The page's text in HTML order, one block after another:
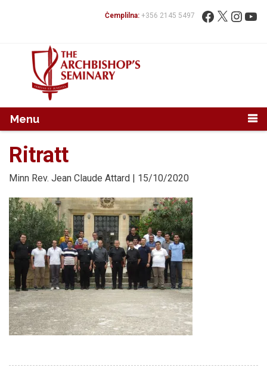
Fittex: Facebook
X
Ċemplilna: +356 2145 5497
Menu
Ritratt
Minn Rev. Jean Claude Attard | 15/10/2020